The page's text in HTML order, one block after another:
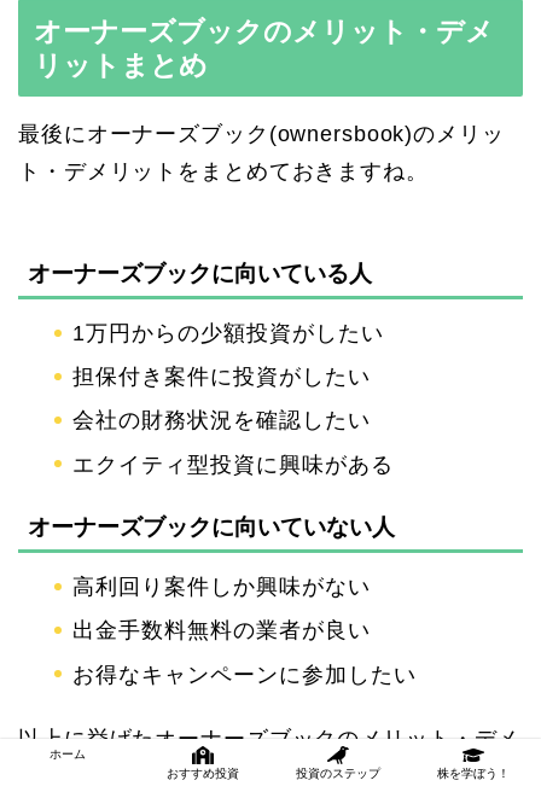
オーナーズブックのメリット・デメ
リットまとめ
最後にオーナーズブック(ownersbook)のメリッ
ト・デメリットをまとめておきますね。
オーナーズブックに向いている人
1万円からの少額投資がしたい
担保付き案件に投資がしたい
会社の財務状況を確認したい
エクイティ型投資に興味がある
オーナーズブックに向いていない人
高利回り案件しか興味がない
出金手数料無料の業者が良い
お得なキャンペーンに参加したい
以上に挙げたオーナーズブックのメリット・デメ
リットを参考にしたうえで、投資に参加するか決
ホーム
おすすめ投資
投資のステップ 株を学ぼう！